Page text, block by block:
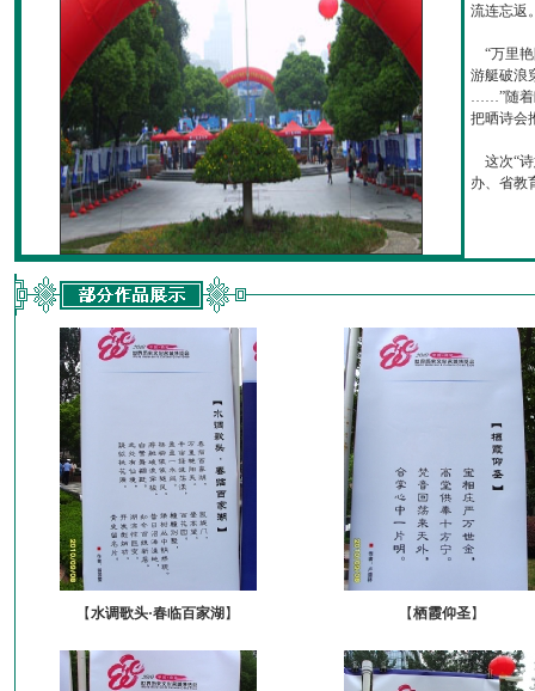
流连忘返
“万里艳
游艇破浪
……”随着
把晒诗会
这次“诗
办、省教
【水调歌头·春临百家湖 】 【栖霞仰圣】